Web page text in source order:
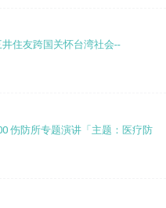
井住友跨国关怀台湾社会--
伤防所专题演讲「主题：医疗防